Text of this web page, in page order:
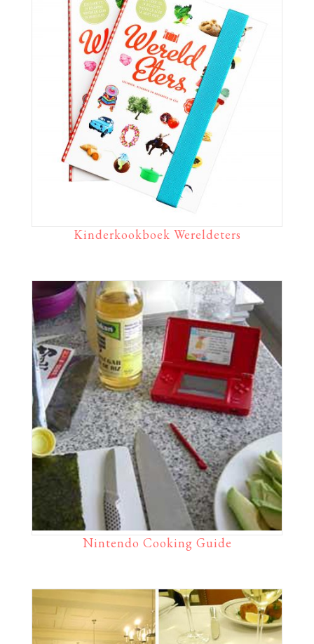
Kinderkookboek Wereldeters
Nintendo Cooking Guide